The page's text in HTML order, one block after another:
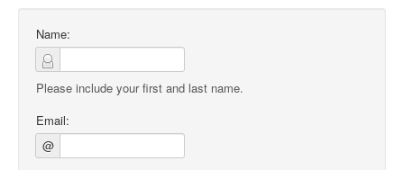
Name:
Please include your first and last name.
Email:
@